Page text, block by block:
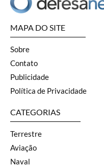
MAPA DO SITE
Sobre
Contato
Publicidade
Política de Privacidade
CATEGORIAS
Terrestre
Aviação
Naval